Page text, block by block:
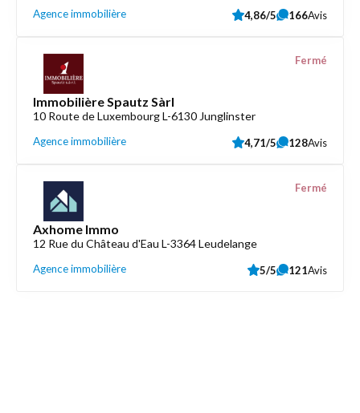
Agence immobilière 4,86/5 166Avis
Immobilière Spautz Sàrl
10 Route de Luxembourg L-6130 Junglinster
Agence immobilière
Fermé
4,71/5 128Avis
Axhome Immo
12 Rue du Château d'Eau L-3364 Leudelange
Agence immobilière
Fermé
5/5 121Avis